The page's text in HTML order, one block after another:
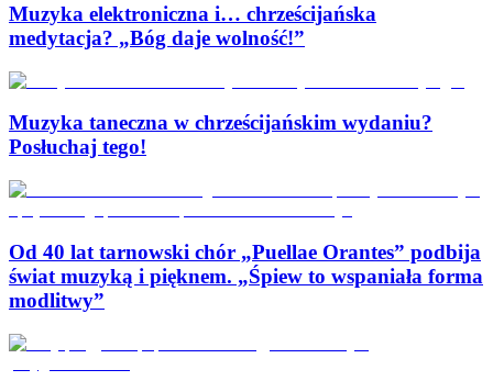
Muzyka elektroniczna i… chrześcijańska
medytacja? „Bóg daje wolność!”
Muzyka taneczna w chrześcijańskim wydaniu?
Posłuchaj tego!
Od 40 lat tarnowski chór „Puellae Orantes” podbija
świat muzyką i pięknem. „Śpiew to wspaniała forma
modlitwy”